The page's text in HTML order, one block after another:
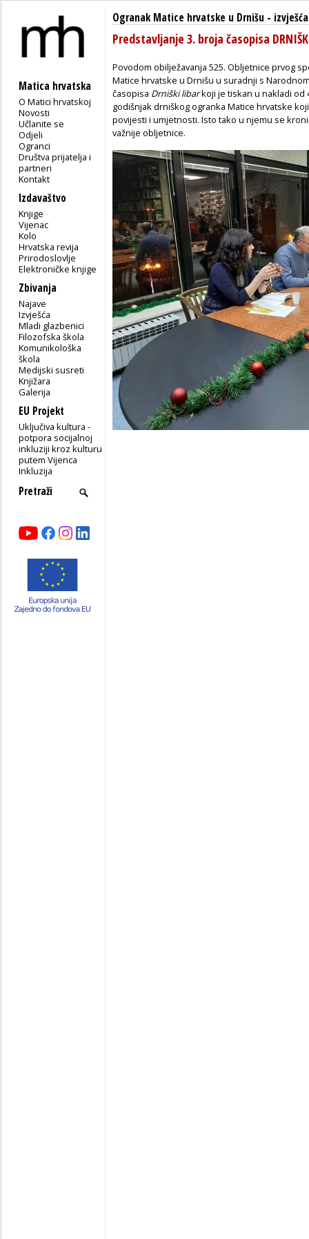
Matica hrvatska
O Matici hrvatskoj
Novosti
Učlanite se
Odjeli
Ogranci
Društva prijatelja i
partneri
Kontakt
Izdavaštvo
Knjige
Vijenac
Kolo
Hrvatska revija
Prirodoslovlje
Elektroničke knjige
Zbivanja
Najave
Izvješća
Mladi glazbenici
Filozofska škola
Komunikološka
škola
Medijski susreti
Knjižara
Galerija
EU Projekt
Uključiva kultura -
potpora socijalnoj
inkluziji kroz kulturu
putem Vijenca
Inkluzija
Ogranak Matice hrvatske u Drnišu - izvješća
Predstavljanje 3. broja časopisa
Povodom obilježavanja 525. Obljetnice prvog
Matice hrvatske u Drnišu u suradnji s
časopisa Drniški libarkoji je tiskan u nakladi od
godišnjak drniškogogranka Matice hrvatske koji
povijesti i umjetnosti. Isto tako u njemu se
važnije obljetnice.